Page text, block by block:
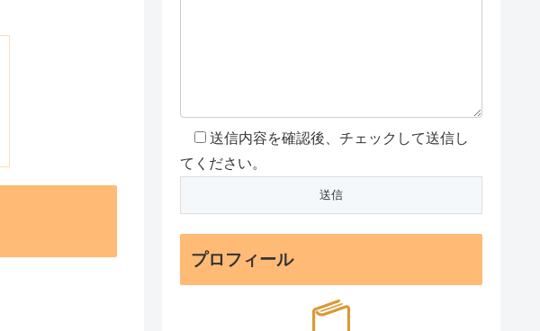
送信内容を確認後、チェックして送信し
てください。
プロフィール